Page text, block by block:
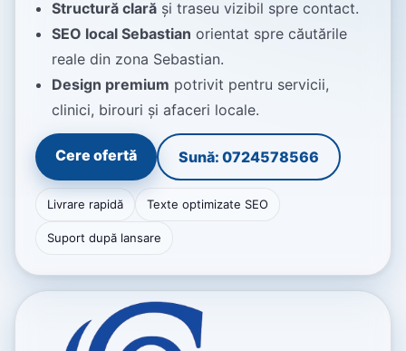
Structură clară și traseu vizibil spre contact.
SEO local Sebastian orientat spre căutările
reale din zona Sebastian.
Design premium potrivit pentru servicii,
clinici, birouri și afaceri locale.
Cere ofertă Sună: 0724578566
Livrare rapidă Texte optimizate SEO
Suport după lansare